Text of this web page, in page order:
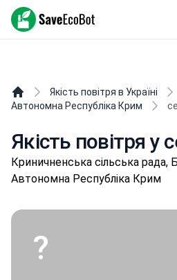
SaveEcoBot
Якість повітря в Україні
Автономна Республіка Крим
Якість повітря у
Криничненська сільська рада,
Автономна Республіка Крим
?